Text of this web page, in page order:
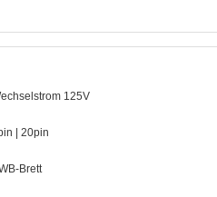
125V
| 20pin
Brett